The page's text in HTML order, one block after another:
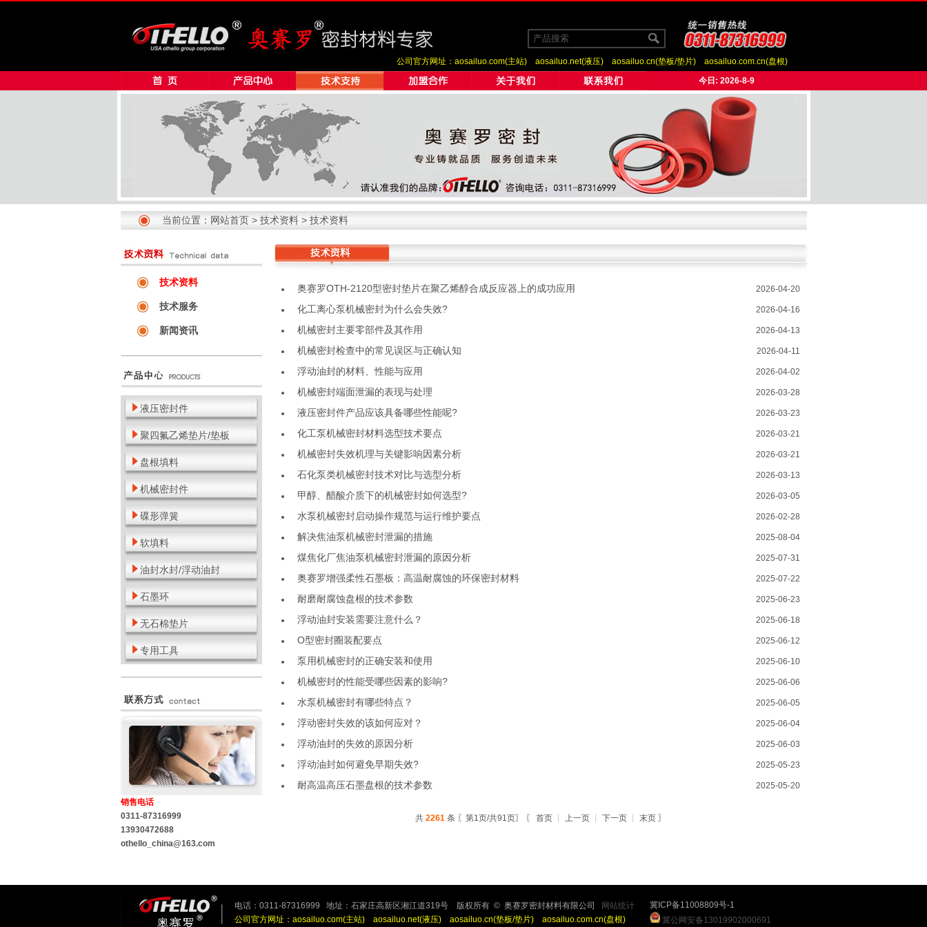
公司官方网址： aosailuo.com(主站) aosailuo.net(液压) aosailuo.cn(垫板/垫片)
aosailuo.com.cn(盘根)
今日: 2026-8-9
当前位置： 网站首页> 技术资料> 技术资料
技术资料
技术服务
新闻资讯
液压密封件
聚四氟乙烯垫片/垫板
盘根填料
机械密封件
碟形弹簧
软填料
油封水封/浮动油封
石墨环
无石棉垫片
专用工具
销售电话
0311-87316999
13930472688
othello_china@163.com
奥赛罗OTH-2120型密封垫片在聚乙烯醇合成反应器上的成功应用 2026-04-20
化工离心泵机械密封为什么会失效? 2026-04-16
机械密封主要零部件及其作用 2026-04-13
机械密封检查中的常见误区与正确认知 2026-04-11
浮动油封的材料、性能与应用 2026-04-02
机械密封端面泄漏的表现与处理 2026-03-28
液压密封件产品应该具备哪些性能呢? 2026-03-23
化工泵机械密封材料选型技术要点 2026-03-21
机械密封失效机理与关键影响因素分析 2026-03-21
石化泵类机械密封技术对比与选型分析 2026-03-13
甲醇、醋酸介质下的机械密封如何选型? 2026-03-05
水泵机械密封启动操作规范与运行维护要点 2026-02-28
解决焦油泵机械密封泄漏的措施 2025-08-04
煤焦化厂焦油泵机械密封泄漏的原因分析 2025-07-31
奥赛罗增强柔性石墨板：高温耐腐蚀的环保密封材料 2025-07-22
耐磨耐腐蚀盘根的技术参数 2025-06-23
浮动油封安装需要注意什么？ 2025-06-18
O型密封圈装配要点 2025-06-12
泵用机械密封的正确安装和使用 2025-06-10
机械密封的性能受哪些因素的影响? 2025-06-06
水泵机械密封有哪些特点？ 2025-06-05
浮动密封失效的该如何应对？ 2025-06-04
浮动油封的失效的原因分析 2025-06-03
浮动油封如何避免早期失效? 2025-05-23
耐高温高压石墨盘根的技术参数 2025-05-20
共 2261 条 〖第1页/共91页〗 〖 首页 ┊ 上一页 ┊ 下一页┊ 末页〗
电话：0311-87316999 地址：石家庄高新区湘江道319号 版权所有 © 奥赛罗密封材料有限公司
网站统计
公司官方网址： aosailuo.com(主站) aosailuo.net(液压) aosailuo.cn(垫板/垫片) aosailuo.com.cn(盘根)
冀ICP备11008809号-1
冀公网安备13019902000691